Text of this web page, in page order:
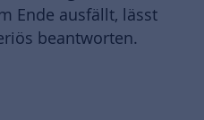
Ende ausfällt, lässt
beantworten.